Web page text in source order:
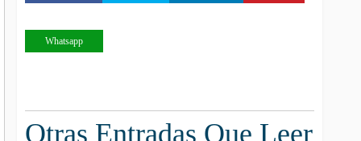
Whatsapp
Otras Entradas Que Leer